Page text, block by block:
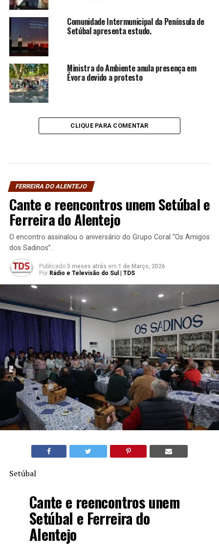
Comunidade Intermunicipal da Península de
Setúbal apresenta estudo.
Ministra do Ambiente anula presença em
Évora devido a protesto
CLIQUE PARA COMENTAR
FERREIRA DO ALENTEJO
Cante e reencontros unem Setúbal e
Ferreira do Alentejo
O encontro assinalou o aniversário do Grupo Coral “Os Amigos
dos Sadinos”.
Publicado 5 meses atrás em 1 de Março, 2026
Por Rádio e Televisão do Sul | TDS
Setúbal
Cante e reencontros unem
Setúbal e Ferreira do
Alentejo